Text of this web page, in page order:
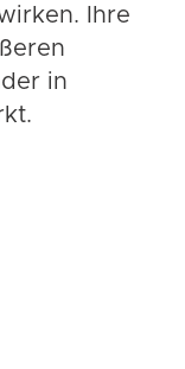
Ihre
in